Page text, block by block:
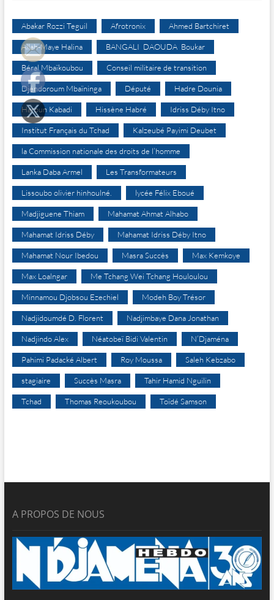
Abakar Rozzi Teguil Afrotronix Ahmed Bartchiret
Allah-Maye Halina BANGALI DAOUDA Boukar
Béral Mbaïkoubou Conseil militaire de transition
Djéndoroum Mbaïninga Député Hadre Dounia
Haroun Kabadi Hissène Habré Idriss Déby Itno
Institut Français du Tchad Kalzeubé Payimi Deubet
la Commission nationale des droits de l’homme
Lanka Daba Armel Les Transformateurs
Lissoubo olivier hinhoulné. lycée Félix Eboué
Madjiguene Thiam Mahamat Ahmat Alhabo
Mahamat Idriss Déby Mahamat Idriss Déby Itno
Mahamat Nour Ibedou Masra Succès Max Kemkoye
Max Loalngar Me Tchang Wei Tchang Houloulou
Minnamou Djobsou Ezechiel Modeh Boy Trésor
Nadjidoumdé D. Florent Nadjimbaye Dana Jonathan
Nadjindo Alex Néatobeï Bidi Valentin N’Djaména
Pahimi Padacké Albert Roy Moussa Saleh Kebzabo
stagiaire Succès Masra Tahir Hamid Nguilin
Tchad Thomas Reoukoubou Toïdé Samson
A PROPOS DE NOUS